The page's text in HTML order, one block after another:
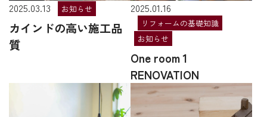
2025.03.13 お知らせ
カインドの高い施工品
質
2025.01.16
リフォームの基礎知識
お知らせ
One room 1
RENOVATION